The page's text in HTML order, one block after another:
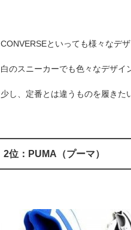
CONVERSEといっても様々なデ
白のスニーカーでも色々なデザイ
少し、定番とは違うものを履きた
2位：PUMA（プーマ）